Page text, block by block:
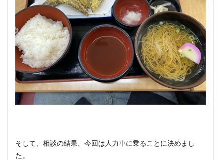
そして、相談の結果、今回は人力車に乗ることに決めまし
た。